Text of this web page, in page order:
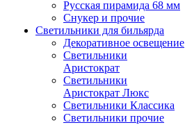
Русская пирамида 68 мм
Снукер и прочие
Светильники для бильярда
Декоративное освещение
Светильники
Аристократ
Светильники
Аристократ Люкс
Светильники Классика
Светильники прочие